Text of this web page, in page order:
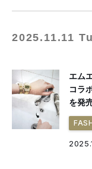
2025.11.11
エム
コラ
を発